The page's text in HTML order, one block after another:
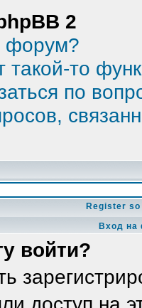
2
форум?
такой-то
по
Register
Вход на
войти?